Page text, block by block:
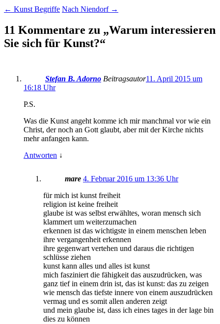
← Kunst Begriffe Nach Niendorf →
11 Kommentare zu „Warum interessieren
Sie sich für Kunst?“
Stefan B. Adorno Beitragsautor11. April 2015 um
16:18 Uhr
P.S.
Was die Kunst angeht komme ich mir manchmal vor wie ein
Christ, der noch an Gott glaubt, aber mit der Kirche nichts
mehr anfangen kann.
Antworten ↓
mare 4. Februar 2016 um 13:36 Uhr
für mich ist kunst freiheit
religion ist keine freiheit
glaube ist was selbst erwähltes, woran mensch sich
klammert um weiterzumachen
erkennen ist das wichtigste in einem menschen leben
ihre vergangenheit erkennen
ihre gegenwart vertehen und daraus die richtigen
schlüsse ziehen
kunst kann alles und alles ist kunst
mich fasziniert die fähigkeit das auszudrücken, was
ganz tief in einem drin ist, das ist kunst: das zu zeigen
wie mensch das tiefste innere von einem auszudrücken
vermag und es somit allen anderen zeigt
und mein glaube ist, dass ich eines tages in der lage bin
dies zu können